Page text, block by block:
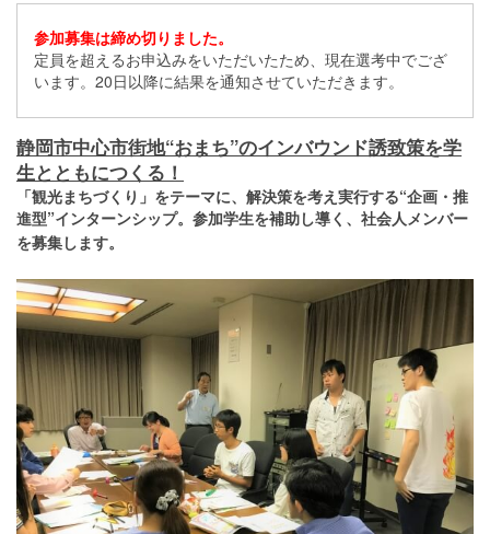
参加募集は締め切りました。
定員を超えるお申込みをいただいたため、現在選考中でござ
います。20日以降に結果を通知させていただきます。
静岡市中心市街地“おまち”のインバウンド誘致策を学
生とともにつくる！
「観光まちづくり」をテーマに、解決策を考え実行する“企画・推
進型”インターンシップ。参加学生を補助し導く、社会人メンバー
を募集します。